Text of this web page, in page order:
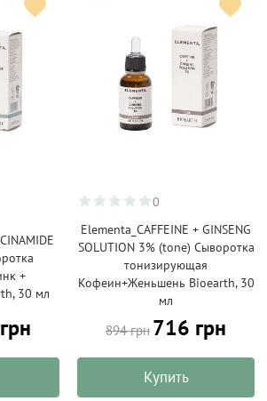
+
30 мл
0
Elementa_CAFFEINE + GINSENG
SOLUTION 3% (tone) Сыворотка
тонизирующая
Кофеин+Женьшень Bioearth, 30
мл
894 грн 716 грн
Купить